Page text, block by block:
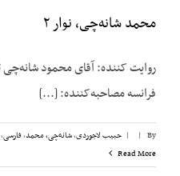
محمد شانه‌چی، نوار ۲
فرانسه مصاحبه‌کننده: [...]
By
|
| حبیب لاجوردی,شانه‌چی، محمد,فارسی,
Read More